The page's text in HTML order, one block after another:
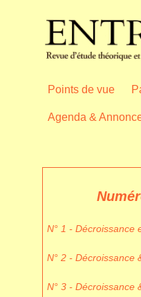
Points de vue
Agenda &
N° 1 - Décroissance
N° 2 - Décroissance
N° 3 - Décroissance